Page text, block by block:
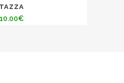
TAZZA
10.00€